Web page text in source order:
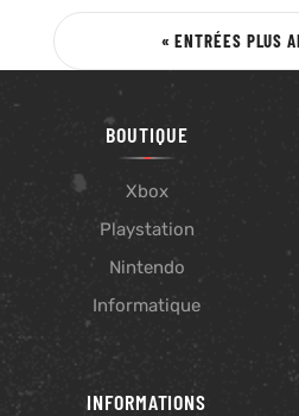
« ENTRÉES PLUS
BOUTIQUE
Xbox
Playstation
Nintendo
Informatique
INFORMATIONS